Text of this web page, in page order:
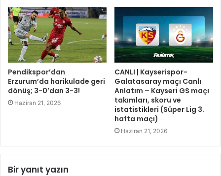
Pendikspor’dan
Erzurum’da harikulade geri
dönüş; 3-0’dan 3-3!
Haziran 21, 2026
CANLI | Kayserispor-
Galatasaray maçı Canlı
Anlatım – Kayseri GS maçı
takımları, skoru ve
istatistikleri (Süper Lig 3.
hafta maçı)
Haziran 21, 2026
Bir yanıt yazın